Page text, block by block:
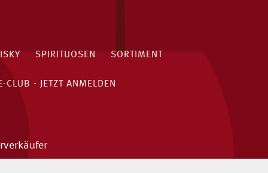
SPIRITUOSEN SORTIMENT
CLUB - JETZT ANMELDEN